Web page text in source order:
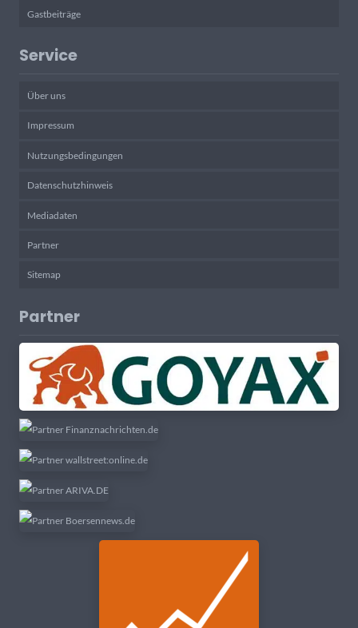
Gastbeiträge
Service
Über uns
Impressum
Nutzungsbedingungen
Datenschutzhinweis
Mediadaten
Partner
Sitemap
Partner